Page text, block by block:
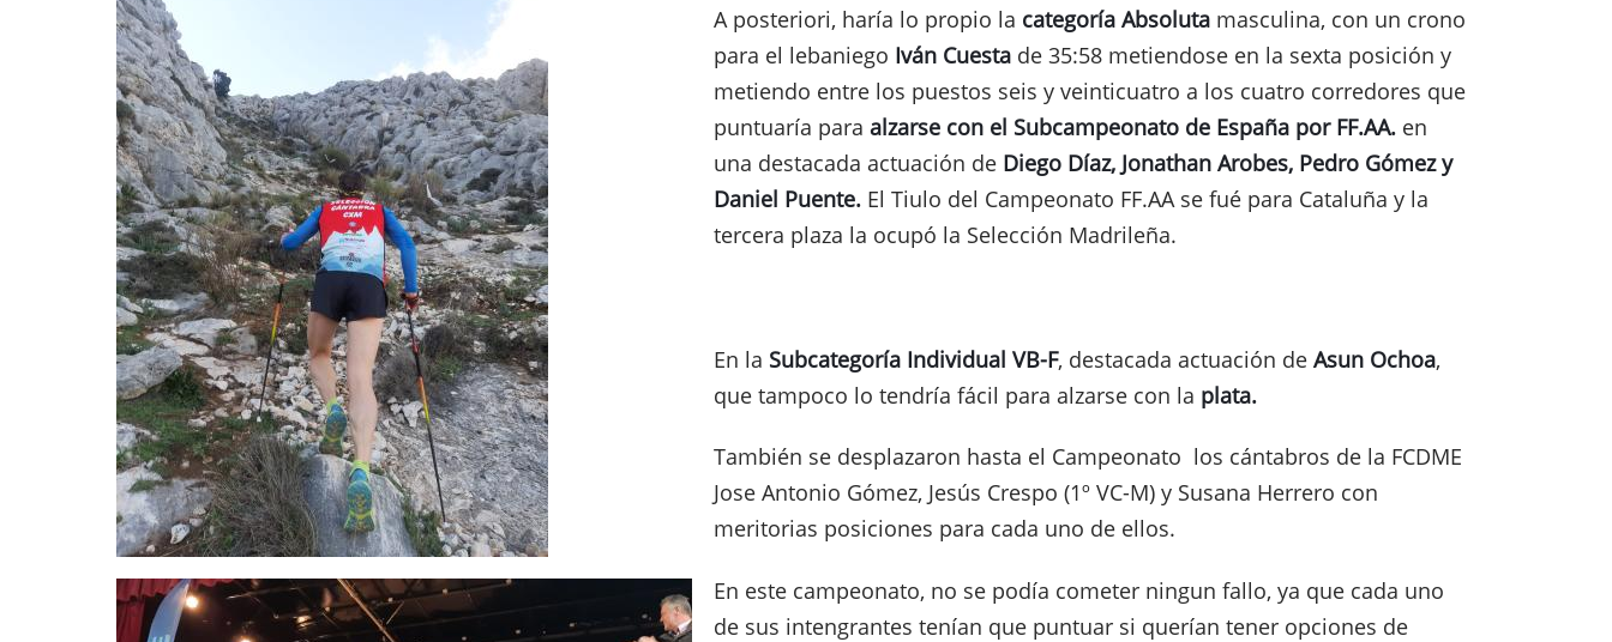
A posteriori, haría lo propio la categoría Absoluta masculina, con un crono
para el lebaniego Iván Cuesta de 35:58 metiendose en la sexta posición y
metiendo entre los puestos seis y veinticuatro a los cuatro corredores que
puntuaría para alzarse con el Subcampeonato de España por FF.AA. en
una destacada actuación de Diego Díaz, Jonathan Arobes, Pedro Gómez y
Daniel Puente. El Tiulo del Campeonato FF.AA se fué para Cataluña y la
tercera plaza la ocupó la Selección Madrileña.
En la Subcategoría Individual VB-F, destacada actuación de Asun Ochoa,
que tampoco lo tendría fácil para alzarse con la plata.
También se desplazaron hasta el Campeonato los cántabros de la FCDME
Jose Antonio Gómez, Jesús Crespo (1º VC-M) y Susana Herrero con
meritorias posiciones para cada uno de ellos.
En este campeonato, no se podía cometer ningun fallo, ya que cada uno
de sus intengrantes tenían que puntuar si querían tener opciones de